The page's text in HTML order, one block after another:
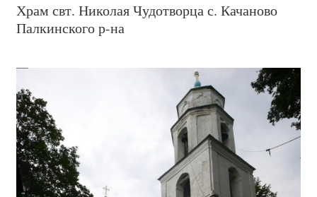
Храм свт. Николая Чудотворца с. Качаново
Палкинского р-на